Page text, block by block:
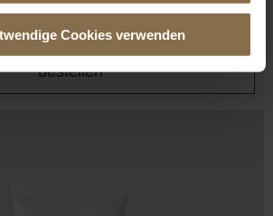
Cookies verwenden
Details
bestellen